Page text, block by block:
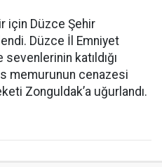
için Düzce Şehir
Düzce İl Emniyet
katıldığı
memurunun cenazesi
Zonguldak’a uğurlandı.